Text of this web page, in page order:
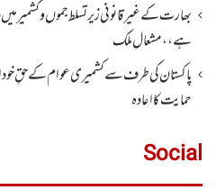
بھارت کے غیر قانونی زیر تسلط جموں و کشمیر
ہے،، مشعال ملک
پاکستان کی طرف سے کشمیری عوام کے حقِ
حمایت کا اعادہ
Social